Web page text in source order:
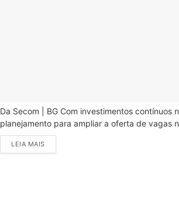
Da Secom | BG Com investimentos contínuos
planejamento para ampliar a oferta de vagas
LEIA MAIS